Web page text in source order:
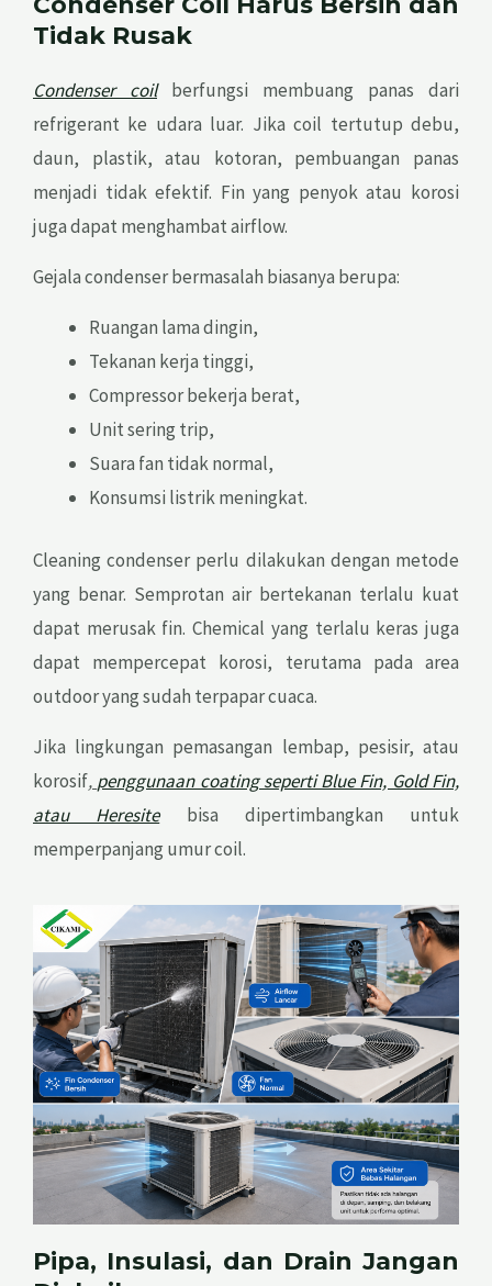
Tidak Rusak
Condenser coilberfungsi membuang panas dari
refrigerant ke udara luar. Jika coil tertutup debu,
daun, plastik, atau kotoran, pembuangan panas
menjadi tidak efektif. Fin yang penyok atau korosi
juga dapat menghambat airflow.
Gejala condenser bermasalah biasanya berupa:
Ruangan lama dingin,
Tekanan kerja tinggi,
Compressor bekerja berat,
Unit sering trip,
Suara fan tidak normal,
Konsumsi listrik meningkat.
Cleaning condenser perlu dilakukan dengan metode
yang benar. Semprotan air bertekanan terlalu kuat
dapat merusak fin. Chemical yang terlalu keras juga
dapat mempercepat korosi, terutama pada area
outdoor yang sudah terpapar cuaca.
Jika lingkungan pemasangan lembap, pesisir, atau
korosif, penggunaan coating seperti Blue Fin, Gold Fin,
atau Heresitebisa dipertimbangkan untuk
memperpanjang umur coil.
Pipa, Insulasi, dan Drain Jangan